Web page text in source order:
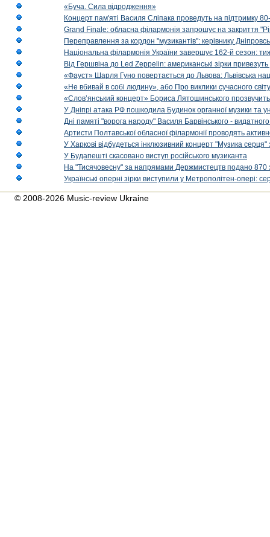
«Буча. Сила відродження»
Концерт пам'яті Василя Сліпака проведуть на підтримку
Grand Finale: обласна філармонія запрошує на закриття
Переправлення за кордон "музикантів": керівнику
Національна філармонія України завершує 162-й сезон:
Від Гершвіна до Led Zeppelin: американські зірки
«Фауст» Шарля Гуно повертається до Львова: Львівська
«Не вбивай в собі людину», або Про виклики сучасного світу
«Слов’янський концерт» Бориса Лятошинського
У Дніпрі атака РФ пошкодила Будинок органної музики та
Дні памяті "ворога народу" Василя Барвінського -
Артисти Полтавської обласної філармонії проводять
У Харкові відбудеться інклюзивний концерт "Музика
У Будапешті скасовано виступ російського музиканта
На "Тисячовесну" за напрямами Держмистецтв подано 870
Українські оперні зірки виступили у Метрополітен-опері:
© 2008-2026 Music-review Ukraine